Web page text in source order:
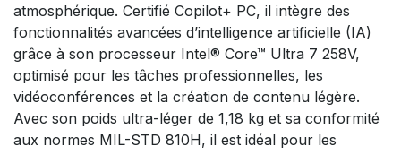
atmosphérique. Certifié Copilot+ PC, il intègre des
fonctionnalités avancées d’intelligence artificielle (IA)
grâce à son processeur Intel® Core™ Ultra 7 258V,
optimisé pour les tâches professionnelles, les
vidéoconférences et la création de contenu légère.
Avec son poids ultra-léger de 1,18 kg et sa conformité
aux normes MIL-STD 810H, il est idéal pour les